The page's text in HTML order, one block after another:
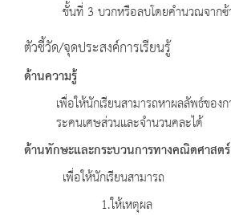
ขั้นที่ 3 บวกหรือลบโดยคำนวณจากซ้
ตัวชี้วัด/จุดประสงค์การเรียนรู้
ด้านความรู้
เพื่อให้นักเรียนสามารถหาผลลัพธ์ขอ
ระคนเศษส่วนและจำนวนคละได้
ด้านทักษะและกระบวนการทางคณิตศาสตร์
เพื่อให้นักเรียนสามารถ
1.ให้เหตุผล